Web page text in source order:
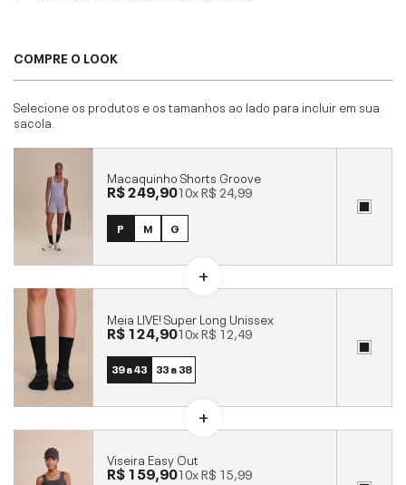
COMPRE O LOOK
Selecione os produtos e os tamanhos ao lado para incluir em sua
sacola.
Macaquinho Shorts Groove
R$ 249,9010xR$ 24,99
P M G
Meia LIVE! Super Long Unissex
R$ 124,9010xR$ 12,49
39 a 43 33 a 38
Viseira Easy Out
R$ 159,9010xR$ 15,99